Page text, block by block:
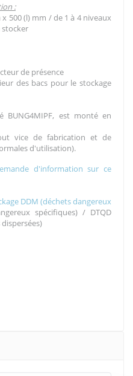
:
500 (l) mm / de 1 à 4 niveaux
stocker
de présence
des bacs pour le stockage
BUNG4MIPF, est monté en
vice de fabrication et de
d'utilisation).
d'information sur ce
DDM (déchets dangereux
spécifiques) / DTQD